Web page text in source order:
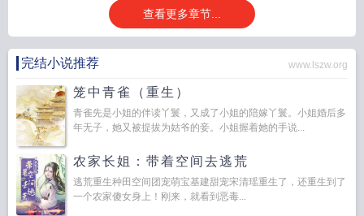
查看更多章节...
完结小说推荐 www.lszw.org
笼中青雀（重生）
青雀先是小姐的伴读丫鬟，又成了小姐的陪嫁丫鬟。小姐婚后多
年无子，她又被提拔为姑爷的妾。小姐握着她的手说...
农家长姐：带着空间去逃荒
逃荒重生种田空间团宠萌宝基建甜宠宋清瑶重生了，还重生到了
一个农家傻女身上！刚来，就看到恶毒...